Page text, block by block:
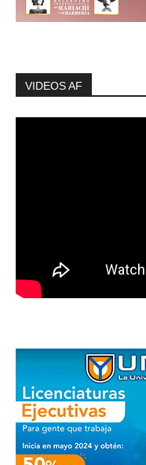
VIDEOS AF